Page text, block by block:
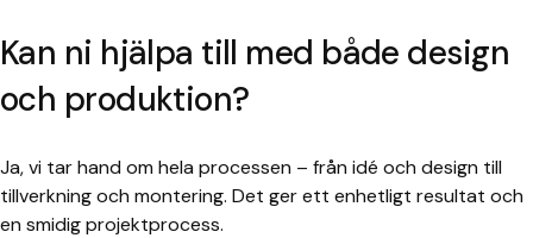
Kan ni hjälpa till med både design
och produktion?
Ja, vi tar hand om hela processen – från idé och design till
tillverkning och montering. Det ger ett enhetligt resultat och
en smidig projektprocess.